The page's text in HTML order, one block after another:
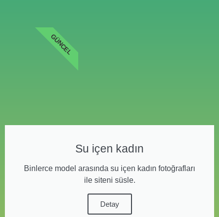
Su içen kadın
Binlerce model arasında su içen kadın fotoğrafları
ile siteni süsle.
Detay
GÜNCEL